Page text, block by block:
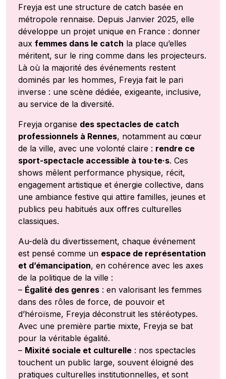
Freyja est une structure de catch basée en
métropole rennaise. Depuis Janvier 2025, elle
développe un projet unique en France : donner
aux femmes dans le catch la place qu’elles
méritent, sur le ring comme dans les projecteurs.
Là où la majorité des événements restent
dominés par les hommes, Freyja fait le pari
inverse : une scène dédiée, exigeante, inclusive,
au service de la diversité.
Freyja organise des spectacles de catch
professionnels à Rennes, notamment au cœur
de la ville, avec une volonté claire : rendre ce
sport-spectacle accessible à tou·te·s. Ces
shows mêlent performance physique, récit,
engagement artistique et énergie collective, dans
une ambiance festive qui attire familles, jeunes et
publics peu habitués aux offres culturelles
classiques.
Au-delà du divertissement, chaque événement
est pensé comme un espace de représentation
et d’émancipation, en cohérence avec les axes
de la politique de la ville :
– Égalité des genres : en valorisant les femmes
dans des rôles de force, de pouvoir et
d’héroïsme, Freyja déconstruit les stéréotypes.
Avec une première partie mixte, Freyja se bat
pour la véritable égalité.
– Mixité sociale et culturelle : nos spectacles
touchent un public large, souvent éloigné des
pratiques culturelles institutionnelles, et sont